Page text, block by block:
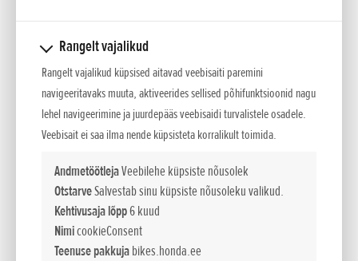
Rangelt vajalikud
Rangelt vajalikud küpsised aitavad veebisaiti paremini
navigeeritavaks muuta, aktiveerides sellised põhifunktsioonid nagu
lehel navigeerimine ja juurdepääs veebisaidi turvalistele osadele.
Veebisait ei saa ilma nende küpsisteta korralikult toimida.
AndmetöötlejaVeebilehe küpsiste nõusolek
OtstarveSalvestab sinu küpsiste nõusoleku valikud.
Kehtivusaja lõpp6 kuud
NimicookieConsent
Teenuse pakkujabikes.honda.ee
KÜSI PAKKUMIST
SOOVIN PROOVISÕIDULE
SOOVIN TEENINDUSE AEGA
KONTAKT